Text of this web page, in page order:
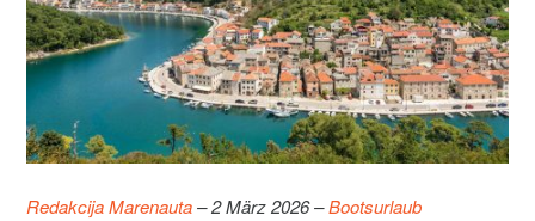
Redakcija Marenauta– 2 März 2026 –Bootsurlaub